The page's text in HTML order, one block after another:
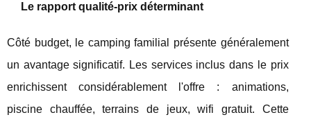
Le rapport qualité-prix déterminant
Côté budget, le camping familial présente généralement
un avantage significatif. Les services inclus dans le prix
enrichissent considérablement l'offre : animations,
piscine chauffée, terrains de jeux, wifi gratuit. Cette